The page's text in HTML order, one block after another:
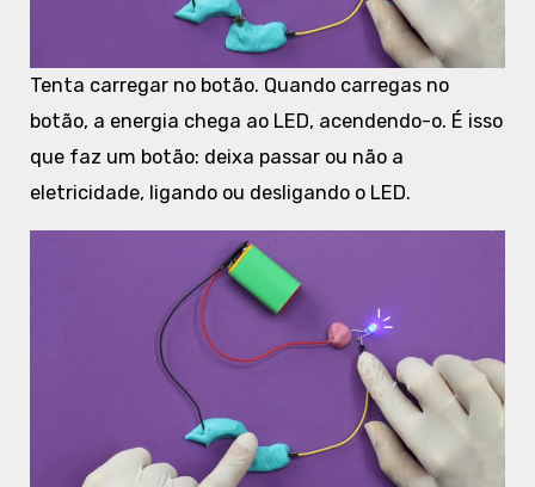
Tenta carregar no botão. Quando carregas no
botão, a energia chega ao LED, acendendo-o. É isso
que faz um botão: deixa passar ou não a
eletricidade, ligando ou desligando o LED.